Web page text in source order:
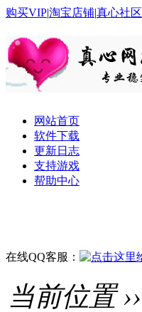
购买VIP|淘宝店铺|真心社区
网站首页
软件下载
更新日志
支持游戏
帮助中心
在线QQ客服：
当前位置 ››